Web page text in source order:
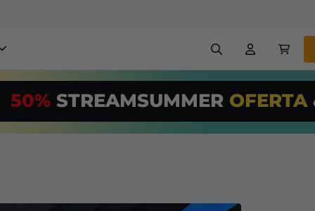
Month*
Configuração fácil para
etc
Painéis Banners
50% STREAMSUMMER OFERTA